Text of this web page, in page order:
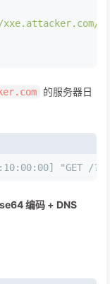
的服务器日
"GET /
编码 + DNS